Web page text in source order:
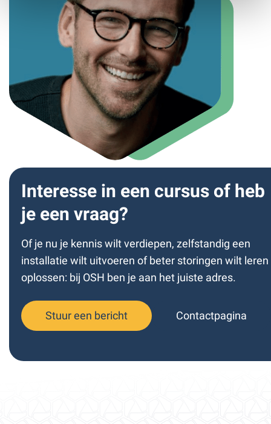
Interesse in een cursus of heb
je een vraag?
Of je nu je kennis wilt verdiepen, zelfstandig een
installatie wilt uitvoeren of beter storingen wilt leren
oplossen: bij OSH ben je aan het juiste adres.
Stuur een bericht Contactpagina